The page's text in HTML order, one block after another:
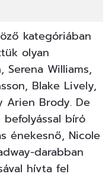
kategóriában
olyan
Serena Williams,
Blake Lively,
Arien Brody. De
bíró
énekesnő, Nicole
darabban
hívta fel